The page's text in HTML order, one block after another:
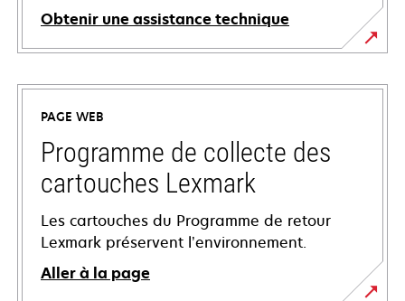
Obtenir une assistance technique
s’ouvre
dans
nouvel
onglet
PAGE WEB
Programme de collecte des
cartouches Lexmark
Les cartouches du Programme de retour
Lexmark préservent l’environnement.
Aller à la page